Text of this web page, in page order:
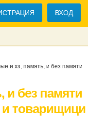
ВХОД
и хз, память, и без памяти
и без памяти
и товарищици